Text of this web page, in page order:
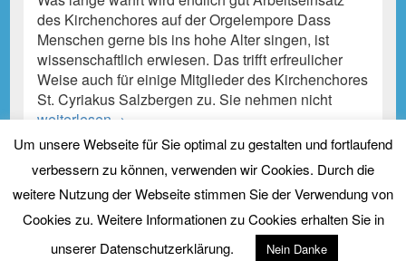
des Kirchenchores auf der Orgelempore Dass
Menschen gerne bis ins hohe Alter singen, ist
wissenschaftlich erwiesen. Das trifft erfreulicher
Weise auch für einige Mitglieder des Kirchenchores
St. Cyriakus Salzbergen zu. Sie nehmen nicht
Was lange währt wird endlich gut – Arbeitseinsatz des
weiterlesen →
Beitragsnavigation
Um unsere Webseite für Sie optimal zu gestalten und fortlaufend
verbessern zu können, verwenden wir Cookies. Durch die
weitere Nutzung der Webseite stimmen Sie der Verwendung von
Cookies zu. Weitere Informationen zu Cookies erhalten Sie in
unserer Datenschutzerklärung.
Nein Danke